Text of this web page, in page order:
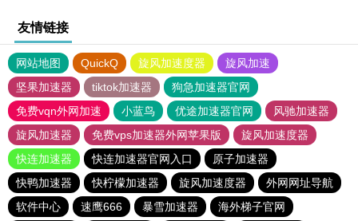
友情链接
网站地图 QuickQ 旋风加速度器
旋风加速
坚果加速器
tiktok加速器
狗急加速器官网
免费vqn外网加速
小蓝鸟 优途加速器官网
风驰加速器
旋风加速器
免费vps加速器外网苹果版
旋风加速度器
快连加速器
快连加速器官网入口
原子加速器
快鸭加速器
快柠檬加速器 旋风加速度器
外网网址导航
软件中心
速鹰666 暴雪加速器
海外梯子官网